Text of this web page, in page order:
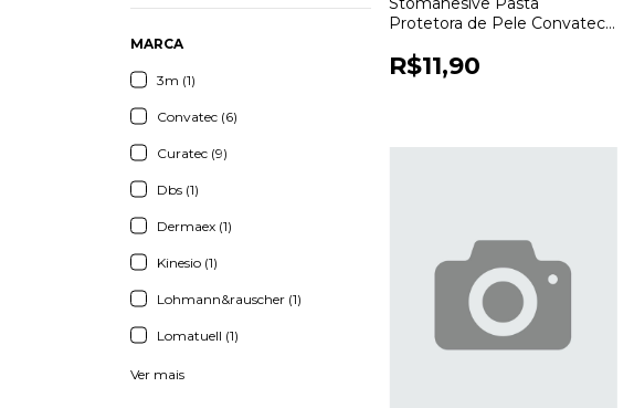
MARCA
3m (1)
Convatec (6)
Curatec (9)
Dbs (1)
Dermaex (1)
Kinesio (1)
Lohmann&rauscher (1)
Lomatuell (1)
Ver mais
Protetora de Pele Convatec
Estomias
R$11,90